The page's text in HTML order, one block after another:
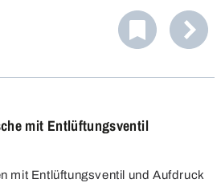
mit Entlüftungsventil
mit Entlüftungsventil und Aufdruck